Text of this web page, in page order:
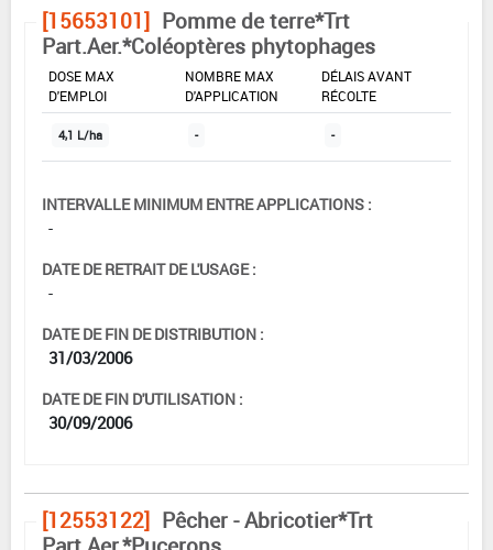
[15653101] Pomme de terre*Trt
Part.Aer.*Coléoptères phytophages
DOSE MAX
D'EMPLOI
NOMBRE MAX
D'APPLICATION
DÉLAIS AVANT
RÉCOLTE
4,1 L/ha - -
INTERVALLE MINIMUM ENTRE APPLICATIONS :
-
DATE DE RETRAIT DE L'USAGE :
-
DATE DE FIN DE DISTRIBUTION :
31/03/2006
DATE DE FIN D'UTILISATION :
30/09/2006
[12553122] Pêcher - Abricotier*Trt